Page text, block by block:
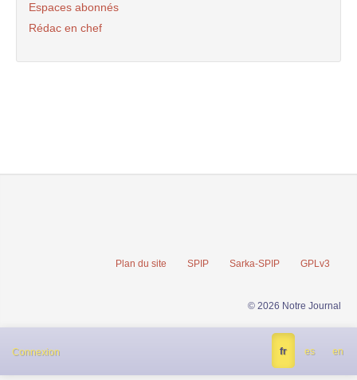
Espaces abonnés
Rédac en chef
Plan du site SPIP Sarka-SPIP GPLv3
© 2026 Notre Journal
Connexion fr es en